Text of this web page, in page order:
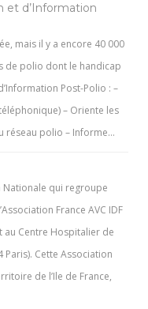
et d’Information
mais il y a encore 40 000
de polio dont le handicap
Post-Polio : –
– Oriente les
réseau polio – Informe…
Nationale qui regroupe
France AVC IDF
au Centre Hospitalier de
Paris). Cette Association
de l’Ile de France,